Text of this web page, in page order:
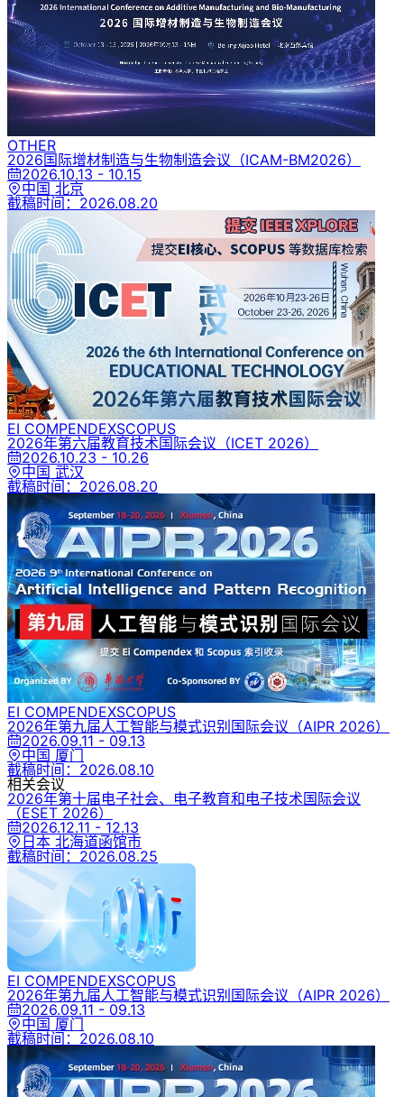
OTHER
2026国际增材制造与生物制造会议 （ICAM-BM2026）
2026.10.13 - 10.15
中国 北京
截稿时间： 2026.08.20
EI COMPENDEXSCOPUS
2026年第六届教育技术国际会议 （ICET 2026）
2026.10.23 - 10.26
中国 武汉
截稿时间： 2026.08.20
EI COMPENDEXSCOPUS
2026年第九届人工智能与模式识别国际会议 （AIPR 2026）
2026.09.11 - 09.13
中国 厦门
截稿时间： 2026.08.10
相关会议
2026年第十届电子社会、电子教育和电子技术国际会议
（ESET 2026）
2026.12.11 - 12.13
日本 北海道函馆市
截稿时间： 2026.08.25
EI COMPENDEXSCOPUS
2026年第九届人工智能与模式识别国际会议 （AIPR 2026）
2026.09.11 - 09.13
中国 厦门
截稿时间： 2026.08.10